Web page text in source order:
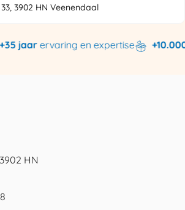
3902 HN Veenendaal
jaarervaring en expertise +10.000
HN